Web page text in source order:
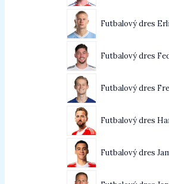
Futbalový dres
Futbalový dres
Futbalový dres
Futbalový dres
Futbalový dres